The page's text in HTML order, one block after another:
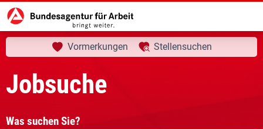
Startseite Jobsuche aktuelle Seite:
Ihre Suche
Vormerkungen Stellensuchen
Jobsuche
Was suchen Sie?